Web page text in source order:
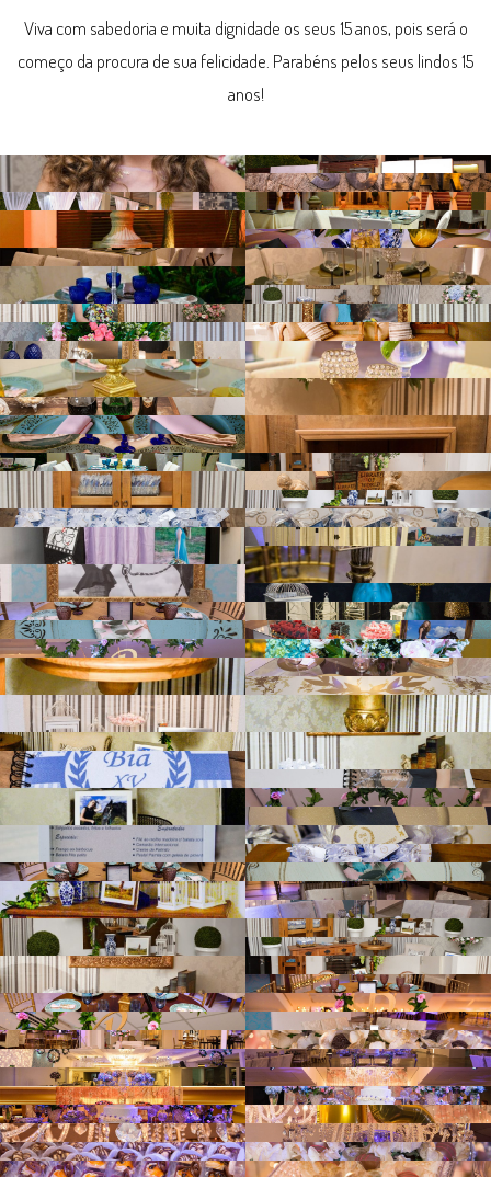
Viva com sabedoria e muita dignidade os seus 15 anos, pois será o
começo da procura de sua felicidade. Parabéns pelos seus lindos 15
anos!